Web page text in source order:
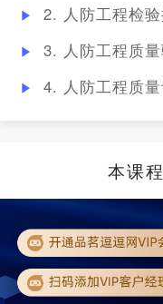
2. 人防工程检
3. 人防工程质
4. 人防工程质
本课